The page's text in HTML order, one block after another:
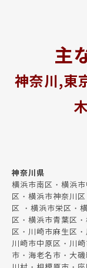
主
神奈川,東
神奈川県
横浜市南区・横浜
区・横浜市神奈川
区 ・横浜市栄区・
区・横浜市青葉区
区・川崎市麻生区
川崎市中原区・川
市・海老名市・大